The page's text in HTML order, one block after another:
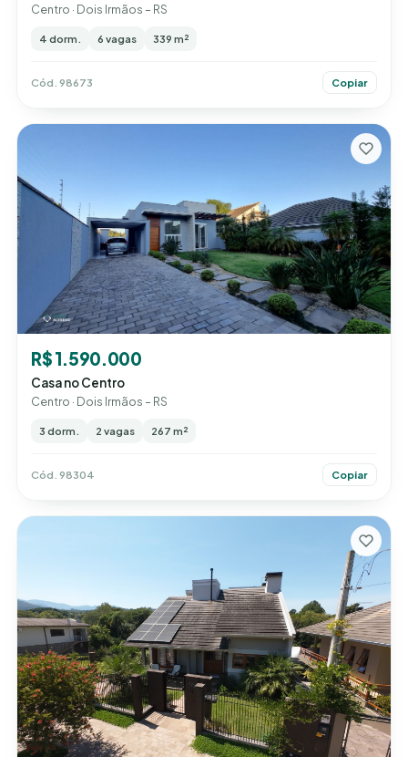
Centro · Dois Irmãos – RS
4 dorm. 6 vagas 339 m²
Cód. 98673 Copiar
R$ 1.590.000
Casa no Centro
Centro · Dois Irmãos – RS
3 dorm. 2 vagas 267 m²
Cód. 98304 Copiar